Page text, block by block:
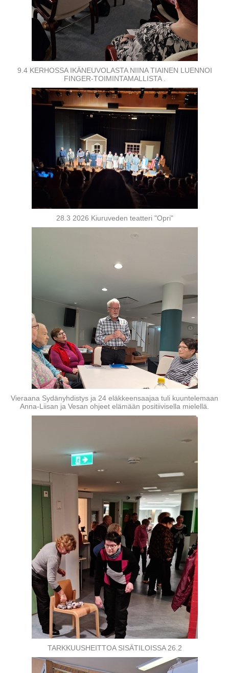
9.4 KERHOSSA IKÄNEUVOLASTA NIINA TIAINEN LUENNOI
FINGER-TOIMINTAMALLISTA .
28.3 2026 Kiuruveden teatteri "Opri"
Vieraana Sydänyhdistys ja 24 eläkkeensaajaa tuli kuuntelemaan
Anna-Liisan ja Vesan ohjeet elämään positiivisella mielellä.
TARKKUUSHEITTOA SISÄTILOISSA 26.2